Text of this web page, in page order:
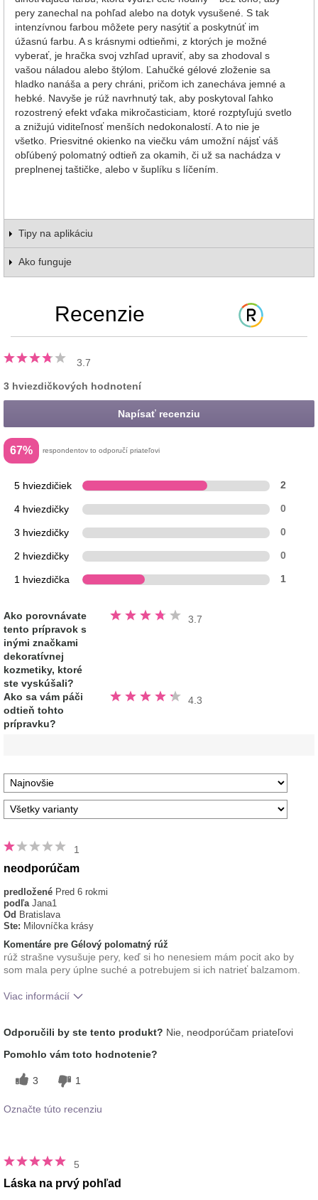
pery zanechal na pohľad alebo na dotyk vysušené. S tak
intenzívnou farbou môžete pery nasýtiť a poskytnúť im
úžasnú farbu. A s krásnymi odtieňmi, z ktorých je možné
vyberať, je hračka svoj vzhľad upraviť, aby sa zhodoval s
vašou náladou alebo štýlom. Ľahučké gélové zloženie sa
hladko nanáša a pery chráni, pričom ich zanecháva jemné a
hebké. Navyše je rúž navrhnutý tak, aby poskytoval ľahko
rozostrený efekt vďaka mikročasticiam, ktoré rozptyľujú svetlo
a znižujú viditeľnosť menších nedokonalostí. A to nie je
všetko. Priesvitné okienko na viečku vám umožní nájsť váš
obľúbený polomatný odtieň za okamih, či už sa nachádza v
preplnenej taštičke, alebo v šuplíku s líčením.
Tipy na aplikáciu
Ako funguje
Recenzie
3.7
3 hviezdičkových hodnotení
Napísať recenziu
67% respondentov to odporučí priateľovi
5 hviezdičiek 2
4 hviezdičky 0
3 hviezdičky 0
2 hviezdičky 0
1 hviezdička 1
Ako porovnávate
tento prípravok s
inými značkami
dekoratívnej
kozmetiky, ktoré
ste vyskúšali?
3.7
Hodnotené
3.7
Ako sa vám páči
odtieň tohto
prípravku?
4.3
Hodnotené
4.3
1
neodporúčam
predložené Pred 6 rokmi
podľa Jana1
Od Bratislava
Ste: Milovníčka krásy
Komentáre pre Gélový polomatný rúž
rúž strašne vysušuje pery, keď si ho nenesiem mám pocit ako by
som mala pery úplne suché a potrebujem si ich natrieť balzamom.
Viac informácií
značkami dekoratívnej kozmetiky, ktoré ste
vyskúšali?
Odporučili by ste tento produkt? Nie, neodporúčam priateľovi
Pomohlo vám toto hodnotenie?
3 1
Označte túto recenziu
5
Láska na prvý pohľad